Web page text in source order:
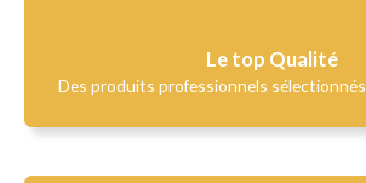
Le top Qualité​
Des produits professionnels